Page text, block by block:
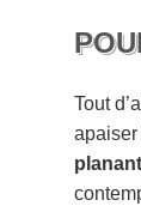
Tout
apaiser
planant